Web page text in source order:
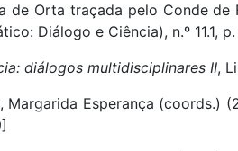
de Orta traçada pelo Conde
Diálogo e Ciência), n.º 11.1,
diálogos multidisciplinares II,
Margarida Esperança (coords.)